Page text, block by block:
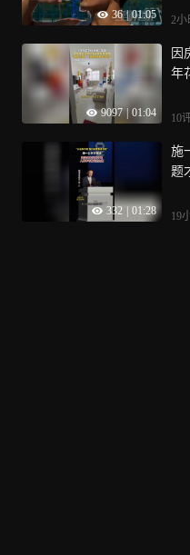
36 | 01:05 2小
9097 | 01:04
因
年
10
332 01:28
施
题
19